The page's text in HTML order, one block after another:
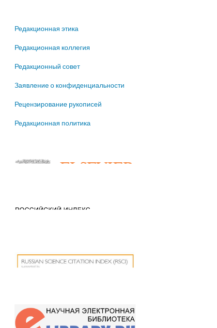
Редакционная этика
Редакционная коллегия
Редакционный совет
Заявление о конфиденциальности
Рецензирование рукописей
Редакционная политика